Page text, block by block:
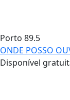
Porto 89.5
ONDE POSSO
Disponível